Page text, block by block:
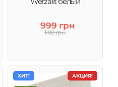
999 грн
1100 грн
АКЦИЯ!
ХИТ!